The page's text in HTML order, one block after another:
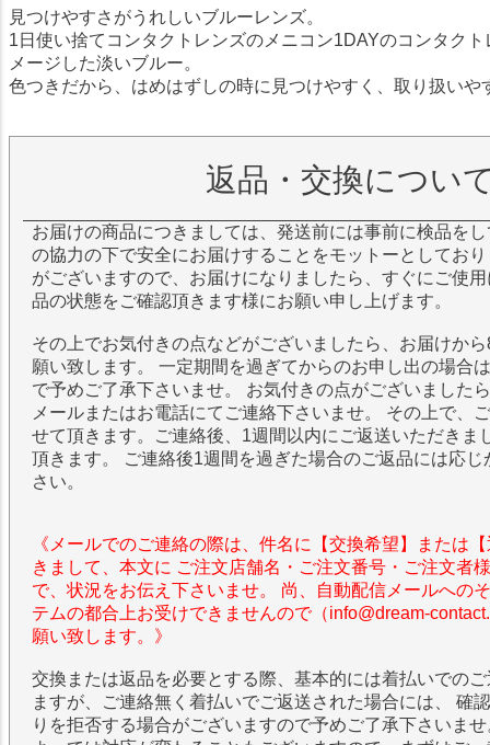
見つけやすさがうれしいブルーレンズ。
1日使い捨てコンタクトレンズのメニコン1DAYのコンタク
メージした淡いブルー。
色つきだから、はめはずしの時に見つけやすく、取り扱いや
返品・交換につい
お届けの商品につきましては、発送前には事前に検品を
の協力の下で安全にお届けすることをモットーとしてお
がございますので、お届けになりましたら、すぐにご使
品の状態をご確認頂きます様にお願い申し上げます。
その上でお気付きの点などがございましたら、お届けか
願い致します。 一定期間を過ぎてからのお申し出の場合
で予めご了承下さいませ。 お気付きの点がございました
メールまたはお電話にてご連絡下さいませ。 その上で、
せて頂きます。ご連絡後、1週間以内にご返送いただきま
頂きます。 ご連絡後1週間を過ぎた場合のご返品には応
さい。
《メールでのご連絡の際は、件名に【交換希望】または
きまして、本文に ご注文店舗名・ご注文番号・ご注文者
で、状況をお伝え下さいませ。 尚、自動配信メールへの
テムの都合上お受けできませんので（info@dream-
願い致します。》
交換または返品を必要とする際、基本的には着払いでの
ますが、ご連絡無く着払いでご返送された場合には、 確
りを拒否する場合がございますので予めご了承下さいま